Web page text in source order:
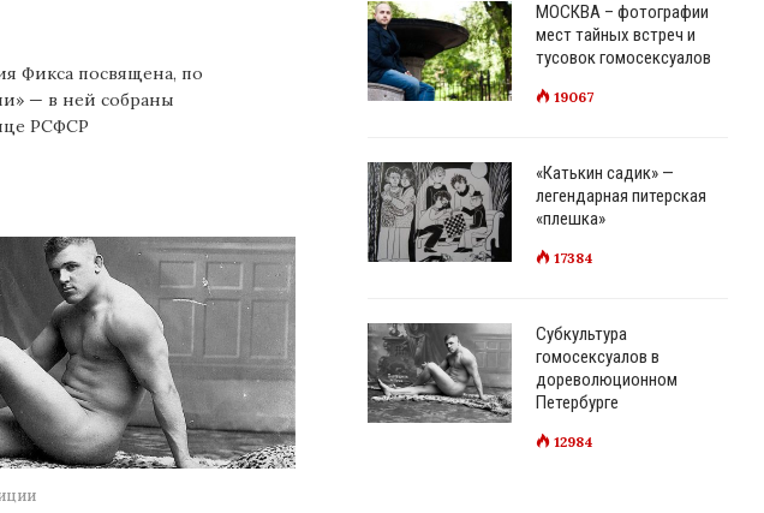
Фикса посвящена, по
— в ней собраны
РСФСР
МОСКВА – фотографии
мест тайных встреч и
тусовок гомосексуалов
19067
«Катькин садик» —
легендарная питерская
«плешка»
17384
Субкультура
гомосексуалов в
дореволюционном
Петербурге
12984